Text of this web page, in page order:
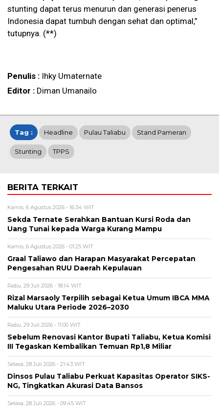
stunting dapat terus menurun dan generasi penerus
Indonesia dapat tumbuh dengan sehat dan optimal,”
tutupnya. (**)
Penulis : Ihky Umaternate
Editor : Diman Umanailo
Tag : Headline Pulau Taliabu Stand Pameran
Stunting TPPS
BERITA TERKAIT
Kamis, 6 Agustus 2026 - 16:34 WIT
Sekda Ternate Serahkan Bantuan Kursi Roda dan
Uang Tunai kepada Warga Kurang Mampu
Kamis, 6 Agustus 2026 - 01:25 WIT
Graal Taliawo dan Harapan Masyarakat Percepatan
Pengesahan RUU Daerah Kepulauan
Rabu, 29 Juli 2026 - 18:14 WIT
Rizal Marsaoly Terpilih sebagai Ketua Umum IBCA MMA
Maluku Utara Periode 2026–2030
Rabu, 29 Juli 2026 - 11:00 WIT
Sebelum Renovasi Kantor Bupati Taliabu, Ketua Komisi
III Tegaskan Kembalikan Temuan Rp1,8 Miliar
Selasa, 28 Juli 2026 - 21:43 WIT
Dinsos Pulau Taliabu Perkuat Kapasitas Operator SIKS-
NG, Tingkatkan Akurasi Data Bansos
Selasa, 28 Juli 2026 - 09:45 WIT